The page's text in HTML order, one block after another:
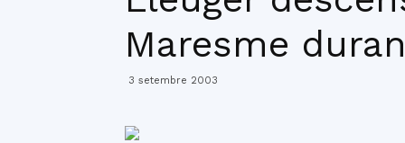
Maresme
3 setembre 2003